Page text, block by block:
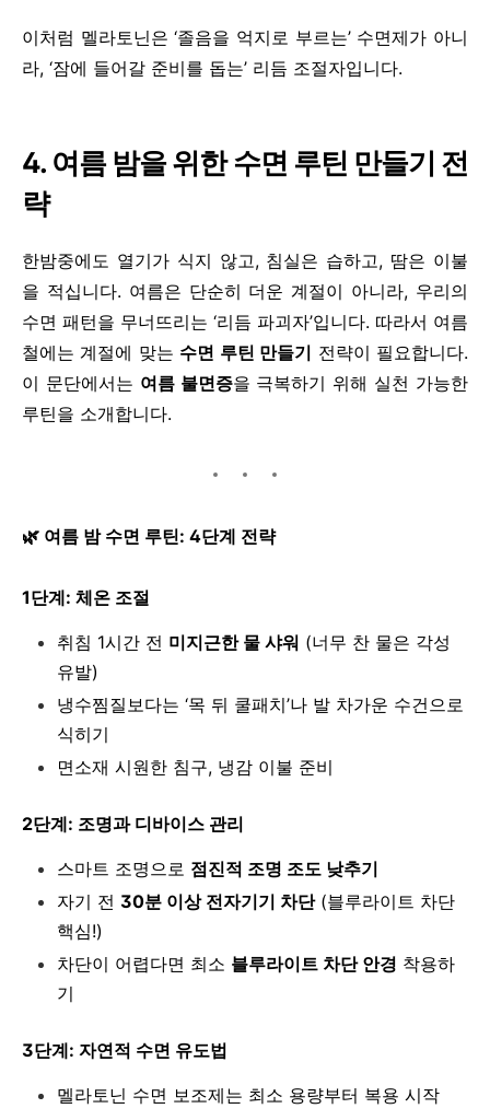
이처럼 멜라토닌은 ‘졸음을 억지로 부르는’ 수면제가 아니
라, ‘잠에 들어갈 준비를 돕는’ 리듬 조절자입니다.
4. 여름 밤을 위한 수면 루틴 만들기 전
략
한밤중에도 열기가 식지 않고, 침실은 습하고, 땀은 이불
을 적십니다. 여름은 단순히 더운 계절이 아니라, 우리의
수면 패턴을 무너뜨리는 ‘리듬 파괴자’입니다. 따라서 여름
철에는 계절에 맞는 수면 루틴 만들기 전략이 필요합니다.
이 문단에서는 여름 불면증을 극복하기 위해 실천 가능한
루틴을 소개합니다.
🌿 여름 밤 수면 루틴: 4단계 전략
1단계: 체온 조절
취침 1시간 전 미지근한 물 샤워 (너무 찬 물은 각성
유발)
냉수찜질보다는 ‘목 뒤 쿨패치’나 발 차가운 수건으로
식히기
면소재 시원한 침구, 냉감 이불 준비
2단계: 조명과 디바이스 관리
스마트 조명으로 점진적 조명 조도 낮추기
자기 전 30분 이상 전자기기 차단(블루라이트 차단
핵심!)
차단이 어렵다면 최소 블루라이트 차단 안경 착용하
기
3단계: 자연적 수면 유도법
멜라토닌 수면 보조제는 최소 용량부터 복용 시작